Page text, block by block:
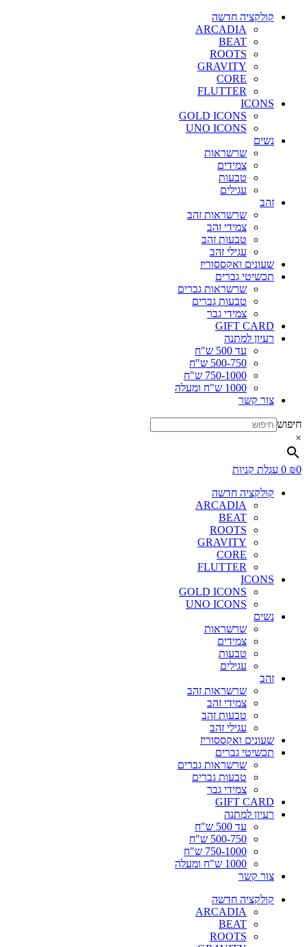
קולקציה חדשה
ARCADIA
BEAT
ROOTS
GRAVITY
CORE
FLUTTER
ICONS
GOLD ICONS
UNO ICONS
נשים
שרשראות
צמידים
טבעות
עגילים
זהב
שרשראות זהב
צמידי זהב
טבעות זהב
עגילי זהב
שעונים ואקססוריז
תכשיטי גברים
שרשראות גברים
טבעות גברים
צמידי גבר
GIFT CARD
רעיון למתנה
עד 500 ש"ח
500-750 ש"ח
750-1000 ש"ח
1000 ש"ח ומעלה
צור קשר
חיפוש
×
₪0
0 עגלת קניות
קולקציה חדשה
ARCADIA
BEAT
ROOTS
GRAVITY
CORE
FLUTTER
ICONS
GOLD ICONS
UNO ICONS
נשים
שרשראות
צמידים
טבעות
עגילים
זהב
שרשראות זהב
צמידי זהב
טבעות זהב
עגילי זהב
שעונים ואקססוריז
תכשיטי גברים
שרשראות גברים
טבעות גברים
צמידי גבר
GIFT CARD
רעיון למתנה
עד 500 ש"ח
500-750 ש"ח
750-1000 ש"ח
1000 ש"ח ומעלה
צור קשר
קולקציה חדשה
ARCADIA
BEAT
ROOTS